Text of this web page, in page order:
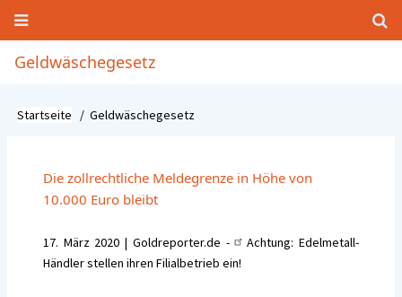
Direkt
Inhalt
Hauptnavigation
Geldwäschegesetz
Pfadnavigation
Startseite Geldwäschegesetz
Die zollrechtliche Meldegrenze in Höhe von
10.000 Euro bleibt
17. März 2020 | Goldreporter.de -
Achtung: Edelmetall-
Händler stellen ihren Filialbetrieb ein!